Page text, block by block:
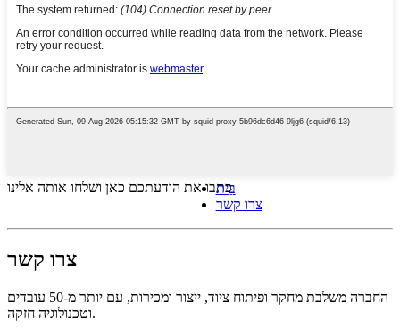
בַּיִת
צרו קשר
כתבו את הודעתכם כאן ושלחו אותה אלינו
צרו קשר
החברה משלבת מחקר ופיתוח ציוד, ייצור ומכירות, עם יותר מ-50 עובדים
וטכנולוגיה חזקה.